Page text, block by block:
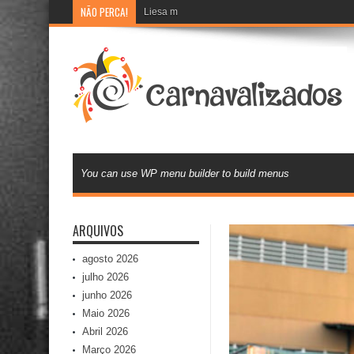
NÃO PERCA! Liesa moderniza banco de currículos e inova na
You can use WP menu builder to build menus
ARQUIVOS
agosto 2026
julho 2026
junho 2026
Maio 2026
Abril 2026
Março 2026